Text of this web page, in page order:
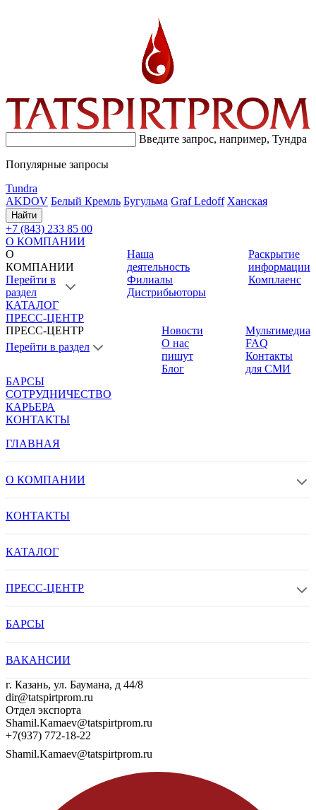
Введите запрос, например, Тундра
Популярные запросы
Tundra
AKDOV Белый Кремль Бугульма Graf Ledoff Ханская
Найти
+7 (843) 233 85 00
О КОМПАНИИ
О
КОМПАНИИ
Перейти в
раздел
Наша
деятельность
Филиалы
Дистрибьюторы
Раскрытие
информации
Комплаенс
КАТАЛОГ
ПРЕСС-ЦЕНТР
ПРЕСС-ЦЕНТР
Перейти в раздел
Новости
О нас
пишут
Блог
Мультимедиа
FAQ
Контакты
для СМИ
БАРСЫ
СОТРУДНИЧЕСТВО
КАРЬЕРА
КОНТАКТЫ
ГЛАВНАЯ
О КОМПАНИИ
КОНТАКТЫ
КАТАЛОГ
ПРЕСС-ЦЕНТР
БАРСЫ
ВАКАНСИИ
г. Казань, ул. Баумана, д 44/8
dir@tatspirtprom.ru
Отдел экспорта
Shamil.Kamaev@tatspirtprom.ru
+7(937) 772-18-22
Shamil.Kamaev@tatspirtprom.ru